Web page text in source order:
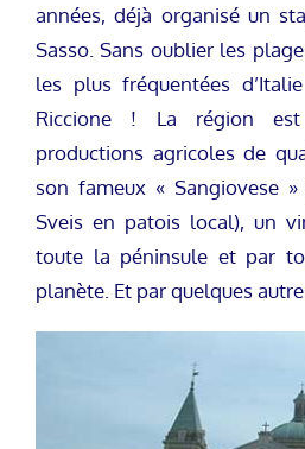
années, déjà organisé un
Sasso. Sans oublier les
les plus fréquentées
Riccione ! La région
productions agricoles de
son fameux « Sangiovese
Sveis en patois local), un
toute la péninsule et par
planète. Et par quelques